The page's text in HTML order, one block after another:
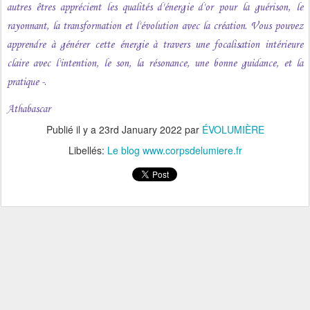
autres êtres apprécient les qualités d'énergie d'or pour la guérison, le
rayonnant, la transformation et l'évolution avec la création. Vous pouvez
apprendre à générer cette énergie à travers une focalisation intérieure
claire avec l'intention, le son, la résonance, une bonne guidance, et la
pratique -.
Athabascar
Publié il y a 23rd January 2022 par ÉVOLUMIÈRE
Libellés: Le blog www.corpsdelumiere.fr